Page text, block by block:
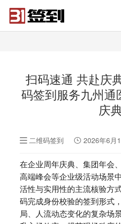
扫码速通 共赴庆
码签到服务九州通
庆
二维码签到 2026年6月
在企业周年庆典、集团年会
高端峰会等企业级活动场景
活性与实用性的主流核验方
码完成身份校验的签到形式
局、人流动态变化的复杂场